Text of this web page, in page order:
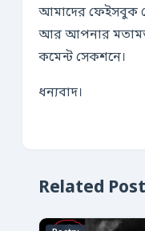
আমাদের ফেইসবুক
আর আপনার
কমেন্ট সেকশনে।
ধন্যবাদ।
Related